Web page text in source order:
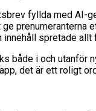
fyllda med
spretade
både i och
det är ett roligt